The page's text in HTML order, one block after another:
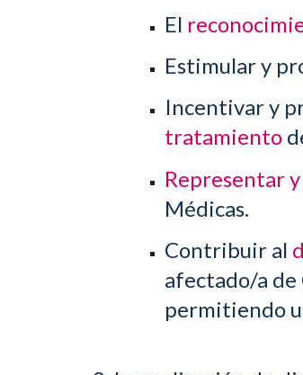
El
Estimular y
Incentivar y
tratamiento
Representar
Médicas.
Contribuir al
afectado/a de
permitiendo